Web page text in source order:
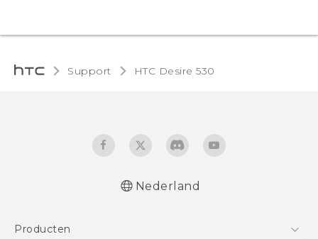
Support HTC Desire 530‎
Nederlands - Gebruikershandleiding
Nederland
Producten